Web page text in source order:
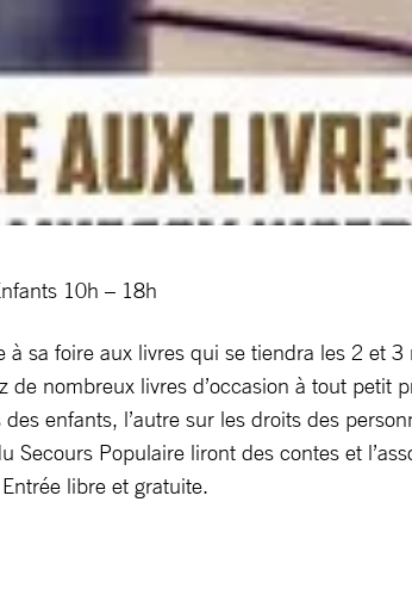
10h – 18h
à sa foire aux livres qui se tiendra les 2 et
de nombreux livres d’occasion à tout petit
enfants, l’autre sur les droits des
Secours Populaire liront des contes et
libre et gratuite.